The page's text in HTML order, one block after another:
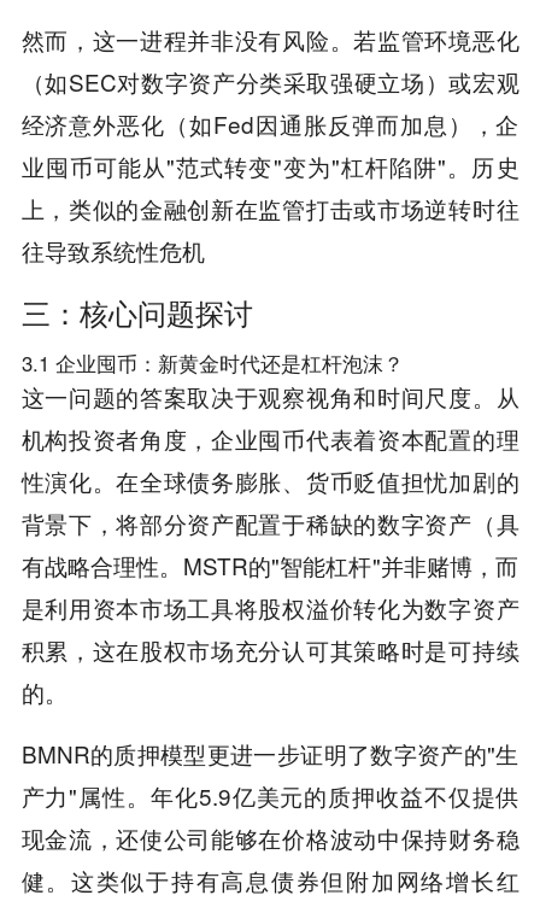
然而，这一进程并非没有风险。若监管环境恶化
（如SEC对数字资产分类采取强硬立场）或宏观
经济意外恶化（如Fed因通胀反弹而加息），企
业囤币可能从"范式转变"变为"杠杆陷阱"。历史
上，类似的金融创新在监管打击或市场逆转时往
往导致系统性危机
三：核心问题探讨
3.1 企业囤币：新黄金时代还是杠杆泡沫？
这一问题的答案取决于观察视角和时间尺度。从
机构投资者角度，企业囤币代表着资本配置的理
性演化。在全球债务膨胀、货币贬值担忧加剧的
背景下，将部分资产配置于稀缺的数字资产（具
有战略合理性。MSTR的"智能杠杆"并非赌博，而
是利用资本市场工具将股权溢价转化为数字资产
积累，这在股权市场充分认可其策略时是可持续
的。
BMNR的质押模型更进一步证明了数字资产的"生
产力"属性。年化5.9亿美元的质押收益不仅提供
现金流，还使公司能够在价格波动中保持财务稳
健。这类似于持有高息债券但附加网络增长红